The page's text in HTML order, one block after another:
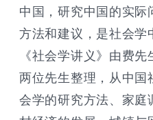
中国，研究中国的实际
方法和建议，是社会
《社会学讲义》由费
两位先生整理，从中国
会学的研究方法、家庭